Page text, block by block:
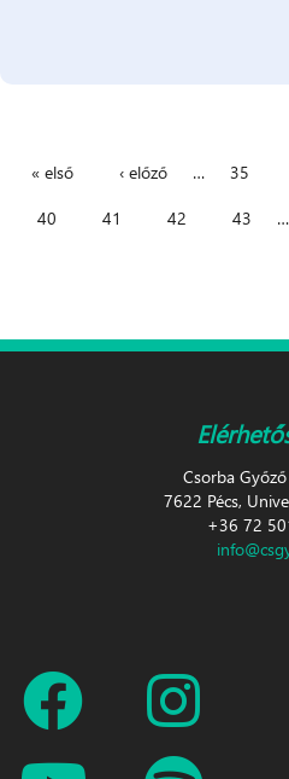
« első ‹ előző … 35
40
41 42 43 …
Csorba
7622 Pécs,
+36 72